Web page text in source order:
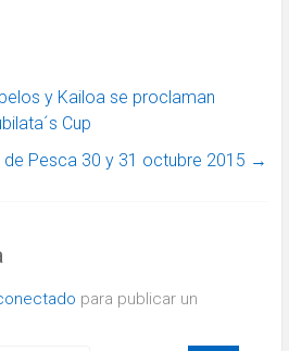
y Kailoa se proclaman
Cup
de Pesca 30 y 31 octubre 2015 →
para publicar un